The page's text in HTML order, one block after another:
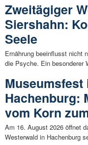
Zweitägiger
Siershahn:
Seele
Ernährung beeinflusst nicht
die Psyche. Ein besonderer
Museumsfest
Hachenburg:
vom Korn
Am 16. August 2026 öffnet
Westerwald in Hachenburg